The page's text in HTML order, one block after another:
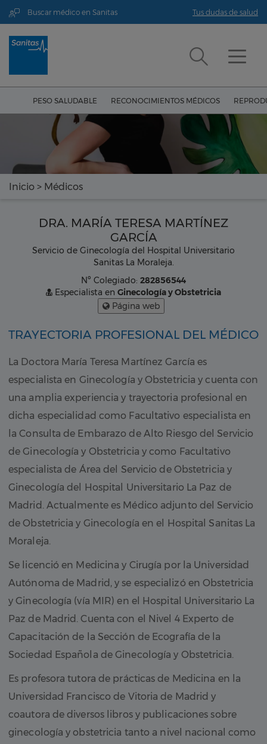
Buscar médico en Sanitas Tus dudas de salud
PESO SALUDABLE RECONOCIMIENTOS MÉDICOS
Inicio > Médicos
DRA. MARÍA TERESA MARTÍNEZ
GARCÍA
Servicio de Ginecología del Hospital Universitario
Sanitas La Moraleja.
Nº Colegiado: 282856544
Especialista en Ginecología y Obstetricia
Página web
TRAYECTORIA PROFESIONAL DEL MÉDICO
La Doctora María Teresa Martínez García es
especialista en Ginecología y Obstetricia y cuenta con
una amplia experiencia y trayectoria profesional en
dicha especialidad como Facultativo especialista en
la Consulta de Embarazo de Alto Riesgo del Servicio
de Ginecología y Obstetricia y como Facultativo
especialista de Área del Servicio de Obstetricia y
Ginecología del Hospital Universitario La Paz de
Madrid. Actualmente es Médico adjunto del Servicio
de Obstetricia y Ginecología en el Hospital Sanitas La
Moraleja.
Se licenció en Medicina y Cirugía por la Universidad
Autónoma de Madrid, y se especializó en Obstetricia
y Ginecología (vía MIR) en el Hospital Universitario La
Paz de Madrid. Cuenta con el Nivel 4 Experto de
Capacitación de la Sección de Ecografía de la
Sociedad Española de Ginecología y Obstetricia.
Es profesora tutora de prácticas de Medicina en la
Universidad Francisco de Vitoria de Madrid y
coautora de diversos libros y publicaciones sobre
ginecología y obstetricia tanto a nivel nacional como